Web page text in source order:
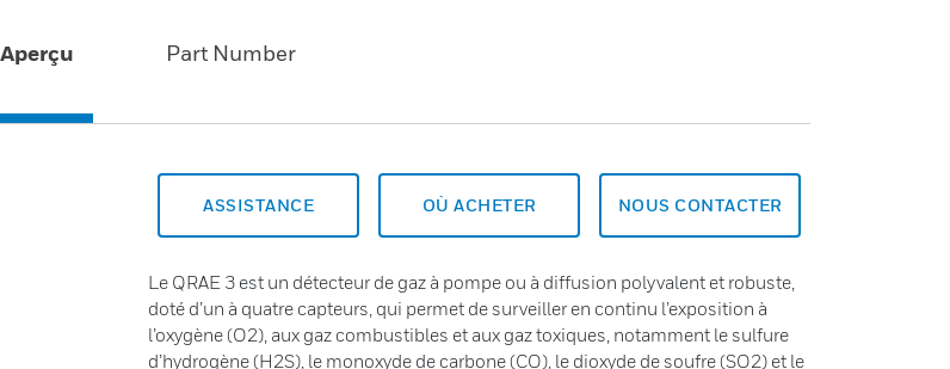
Aperçu Part Number
ASSISTANCE OÙ ACHETER NOUS CONTACTER
Le QRAE 3 est un détecteur de gaz à pompe ou à diffusion polyvalent et robuste,
doté d’un à quatre capteurs, qui permet de surveiller en continu l’exposition à
l’oxygène (O2), aux gaz combustibles et aux gaz toxiques, notamment le sulfure
d’hydrogène (H2S), le monoxyde de carbone (CO), le dioxyde de soufre (SO2) et le